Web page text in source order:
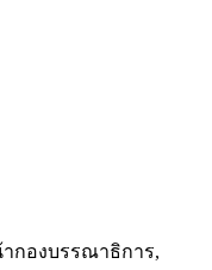
กองบรรณาธิการ,